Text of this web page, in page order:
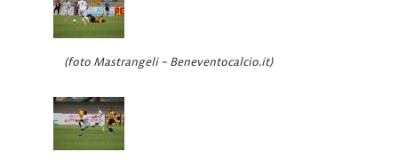
(foto Mastrangeli – Beneventocalcio.it)